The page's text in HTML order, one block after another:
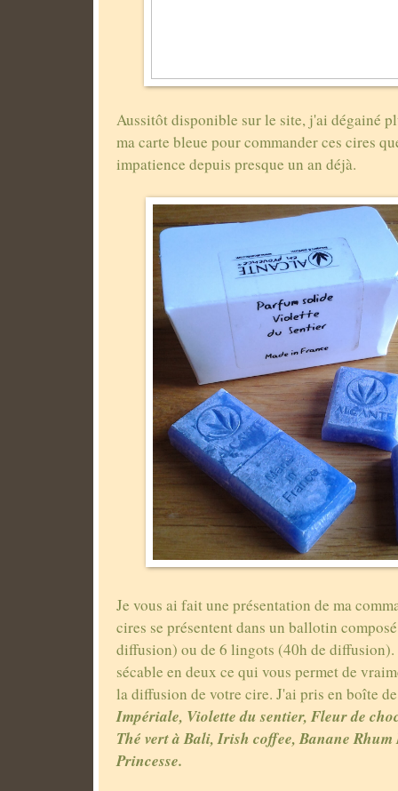
Aussitôt disponible sur le site, j'ai dégainé
ma carte bleue pour commander ces cires
impatience depuis presque un an déjà.
Je vous ai fait une présentation de ma
cires se présentent dans un ballotin
diffusion) ou de 6 lingots (40h de
sécable en deux ce qui vous permet de
la diffusion de votre cire. J'ai pris en boîte
Impériale, Violette du sentier, Fleur de
Thé vert à Bali, Irish coffee, Banane
Princesse.